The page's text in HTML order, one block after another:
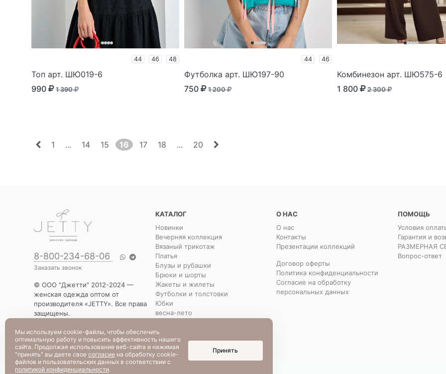
44 46 48
Топ арт. ШЮ019-6
990
1 390
44 46
Футболка арт. ШЮ197-90
750
1 200
Комбинезон арт. ШЮ575-6
1 800
2 300
1 ... 14 15 16 17 18 ... 20
8-800-234-68-06
Заказать звонок
© ООО "Джетти" 2012-2024 —
женская одежда оптом от
производителя «JETTY». Все права
защищены.
условия их приобретения
действительны по состоянию на
текущую дату.
КАТАЛОГ
Новинки
Вечерняя коллекция
Вязаный трикотаж
Платья
Блузы и рубашки
Брюки и шорты
Жакеты и жилеты
Футболки и толстовки
Юбки
весна-лето
Уценка
О НАС
О нас
Контакты
Презентации коллекций
Договор оферты
Политика конфиденциальности
Согласие на обработку
персональных данных
ПОМОЩЬ
Условия
Гарантия и
РАЗМЕРНАЯ
Вопрос-ответ
Мы используем cookie-файлы, чтобы обеспечить
оптимальную работу и повысить эффективность нашего
сайта. Продолжая использование веб-сайта и нажимая
"принять" вы даете свое согласие на обработку cookie-
файлов и пользовательских данных в соответствии с
политикой конфиденциальности.
Принять